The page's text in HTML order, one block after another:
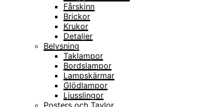
Fårskinn
Brickor
Krukor
Detaljer
Belysning
Taklampor
Bordslampor
Lampskärmar
Glödlampor
Ljusslingor
Posters och Tavlor